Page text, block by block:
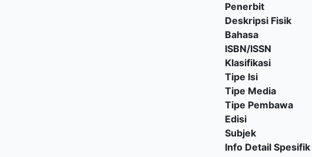
Penerbit
Deskripsi Fisik
Bahasa
ISBN/ISSN
Klasifikasi
Tipe Isi
Tipe Media
Tipe Pembawa
Edisi
Subjek
Info Detail Spesifik